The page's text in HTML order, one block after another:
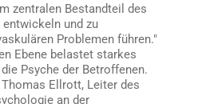
zentralen Bestandteil des
und zu
Problemen führen."
Ebene belastet starkes
Psyche der Betroffenen.
Ellrott, Leiter des
an der